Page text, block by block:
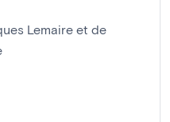
Lemaire et de